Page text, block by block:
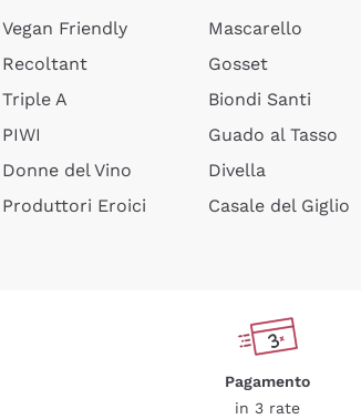
Vegan Friendly
Recoltant
Triple A
PIWI
Donne del Vino
Produttori Eroici
Mascarello
Gosset
Biondi Santi
Guado al Tasso
Divella
Casale del Giglio
Pagamento
in 3 rate